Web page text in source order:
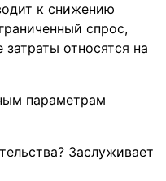
к снижению
спрос,
относятся на
параметрам
Заслуживает